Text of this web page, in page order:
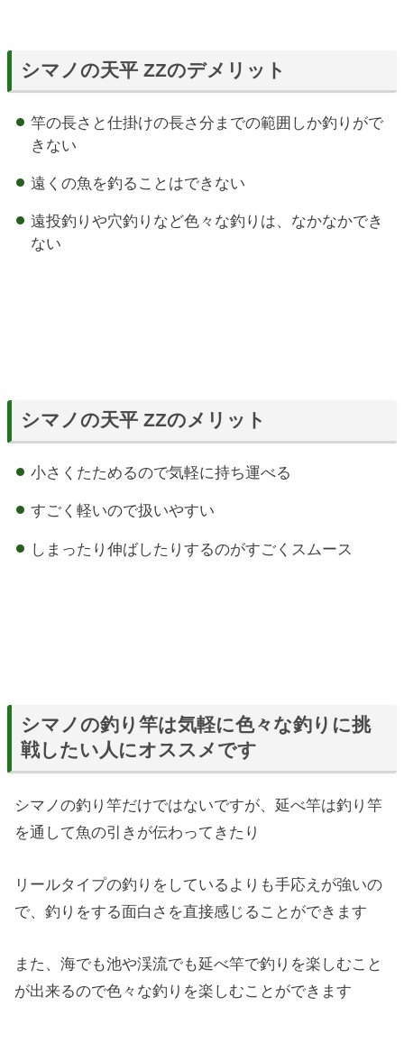
シマノの天平 ZZのデメリット
竿の長さと仕掛けの長さ分までの範囲しか釣りがで
きない
遠くの魚を釣ることはできない
遠投釣りや穴釣りなど色々な釣りは、なかなかでき
ない
シマノの天平 ZZのメリット
小さくたためるので気軽に持ち運べる
すごく軽いので扱いやすい
しまったり伸ばしたりするのがすごくスムース
シマノの釣り竿は気軽に色々な釣りに挑
戦したい人にオススメです
シマノの釣り竿だけではないですが、延べ竿は釣り竿
を通して魚の引きが伝わってきたり
リールタイプの釣りをしているよりも手応えが強いの
で、釣りをする面白さを直接感じることができます
また、海でも池や渓流でも延べ竿で釣りを楽しむこと
が出来るので色々な釣りを楽しむことができます